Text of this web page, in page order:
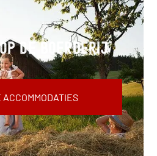
de boerderij